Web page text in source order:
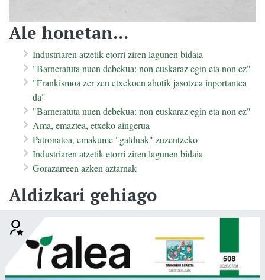
Ale honetan...
Industriaren atzetik etorri ziren lagunen bidaia
"Barneratuta nuen debekua: non euskaraz egin eta non ez"
"Frankismoa zer zen etxekoen ahotik jasotzea inportantea
da"
"Barneratuta nuen debekua: non euskaraz egin eta non ez"
Ama, emaztea, etxeko aingerua
Patronatoa, emakume "galduak" zuzentzeko
Industriaren atzetik etorri ziren lagunen bidaia
Gorazarreen azken aztarnak
Aldizkari gehiago